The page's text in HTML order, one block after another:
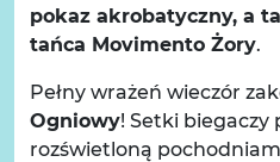
pokaz akrobatyczny, a
tańca Movimento Żory.
Pełny wrażeń wieczór
Ogniowy! Setki biegaczy
rozświetloną